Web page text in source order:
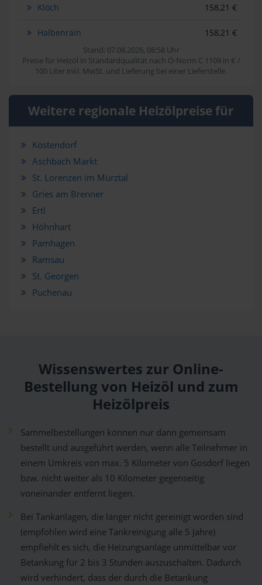
Klöch 158,21 €
Halbenrain 158,21 €
Stand: 07.08.2026, 08:58 Uhr
Preise für Heizöl in Standardqualität nach Ö-Norm C 1109 in € /
100 Liter inkl. MwSt. und Lieferung bei einer Lieferstelle.
Weitere regionale Heizölpreise für
Köstendorf
Aschbach Markt
St. Lorenzen im Mürztal
Gries am Brenner
Ertl
Höhnhart
Pamhagen
Ramsau
St. Georgen
Puchenau
Wissenswertes zur Online-
Bestellung von Heizöl und zum
Heizölpreis
Sammelbestellungen können nur dann gemeinsam
bestellt und ausgeführt werden, wenn alle Teilnehmer in
einem Umkreis von max. 5 Kilometer von Gosdorf liegen
bzw. nicht weiter als 10 Kilometer gegenseitig
voneinander entfernt liegen.
Bei Tankanlagen, die länger nicht gereinigt worden sind
(empfohlen wird eine Tankreinigung alle 5 Jahre)
empfiehlt es sich, die Heizungsanlage unmittelbar vor
Betankung für 2 bis 3 Stunden auszuschalten. Dadurch
wird verhindert, dass der durch die Betankung